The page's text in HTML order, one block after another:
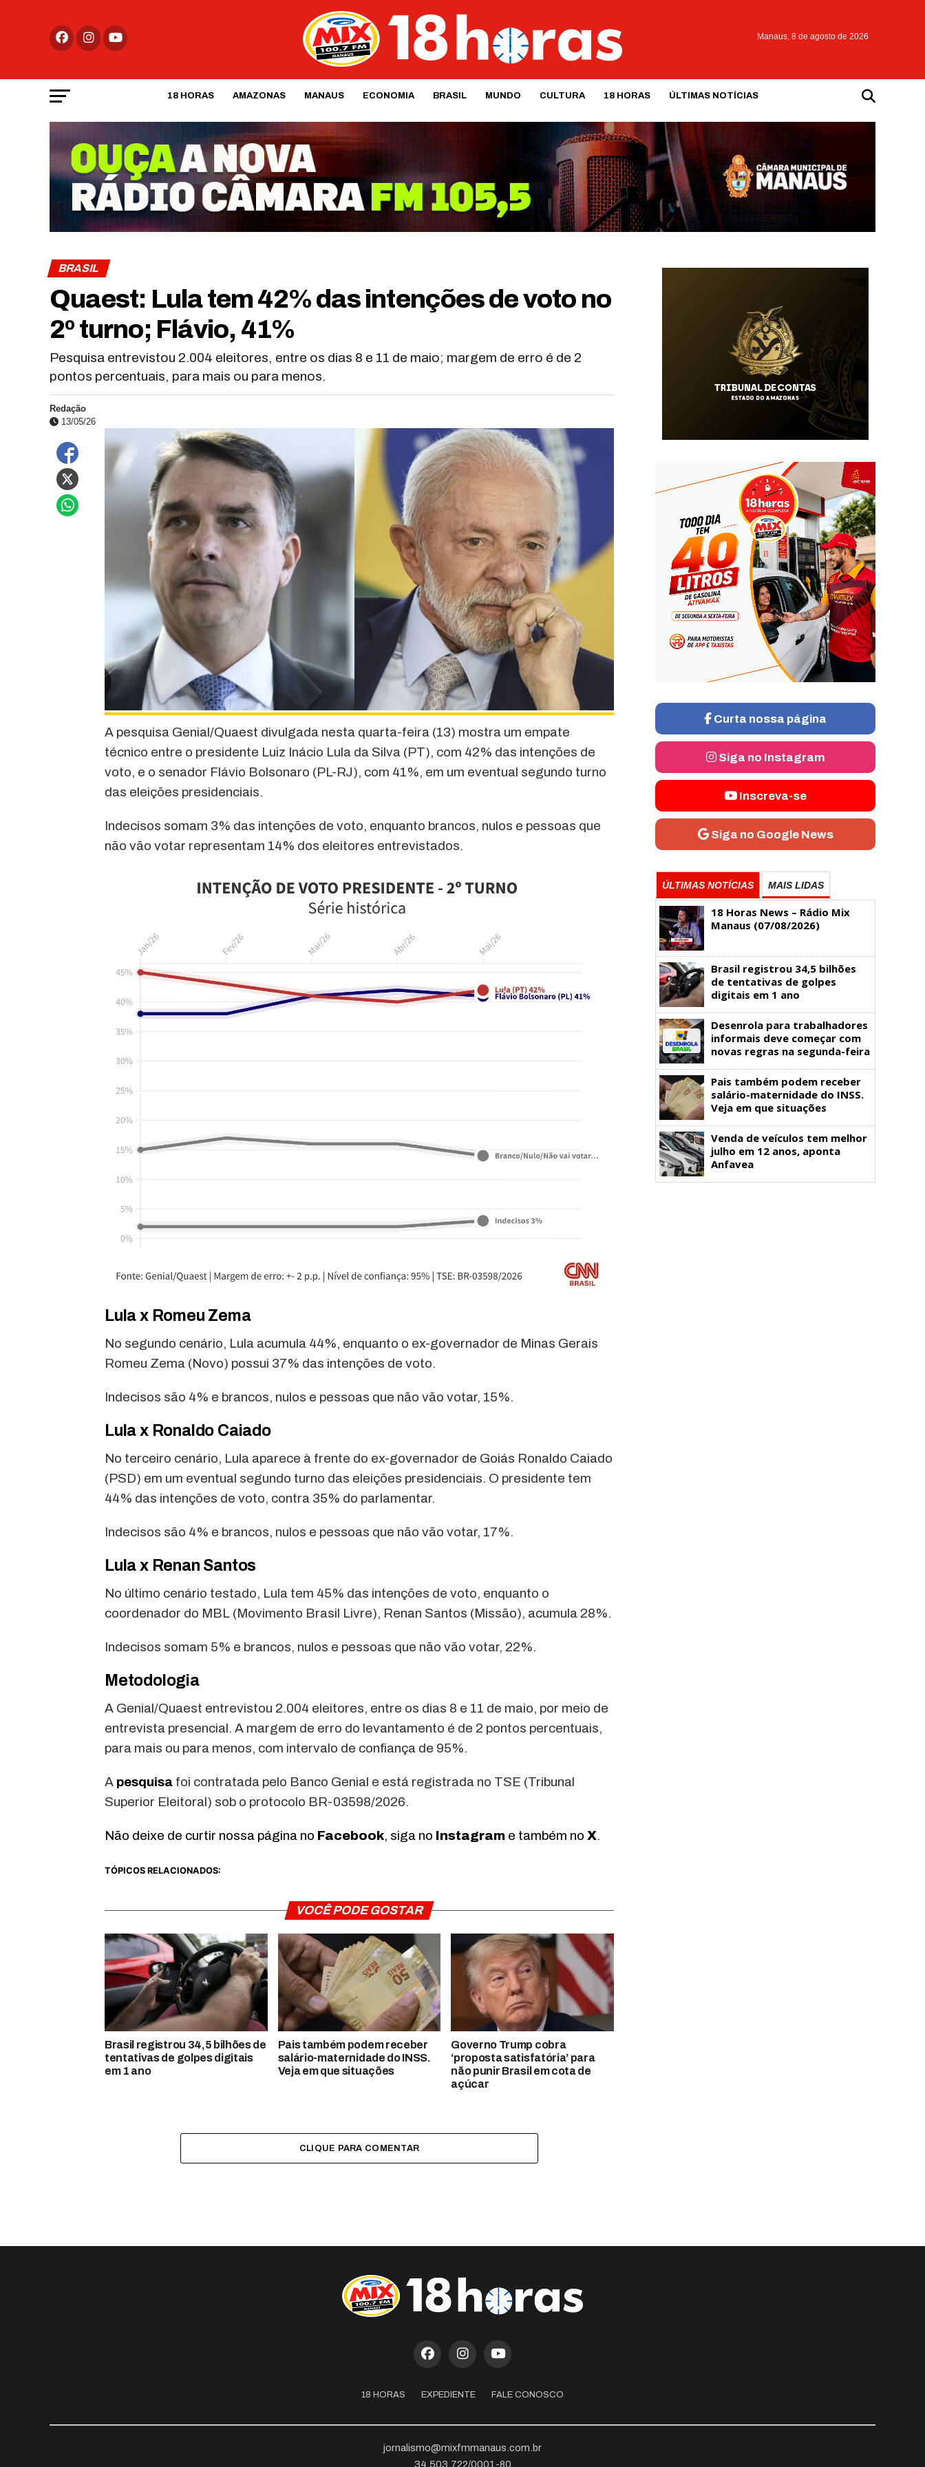
Manaus, 8 de agosto de 2026
18 HORAS AMAZONAS MANAUS ECONOMIA BRASIL MUNDO CULTURA 18 HORAS ÚLTIMAS NOTÍCIAS
BRASIL
Quaest: Lula tem 42% das intenções de voto no
2º turno; Flávio, 41%
Pesquisa entrevistou 2.004 eleitores, entre os dias 8 e 11 de maio; margem de erro é de 2
pontos percentuais, para mais ou para menos.
Redação
13/05/26
A pesquisa Genial/Quaest divulgada nesta quarta-feira (13) mostra um empate
técnico entre o presidente Luiz Inácio Lula da Silva (PT), com 42% das intenções de
voto, e o senador Flávio Bolsonaro (PL-RJ), com 41%, em um eventual segundo turno
das eleições presidenciais.
Indecisos somam 3% das intenções de voto, enquanto brancos, nulos e pessoas que
não vão votar representam 14% dos eleitores entrevistados.
Lula x Romeu Zema
No segundo cenário, Lula acumula 44%, enquanto o ex-governador de Minas Gerais
Romeu Zema (Novo) possui 37% das intenções de voto.
Indecisos são 4% e brancos, nulos e pessoas que não vão votar, 15%.
Lula x Ronaldo Caiado
No terceiro cenário, Lula aparece à frente do ex-governador de Goiás Ronaldo Caiado
(PSD) em um eventual segundo turno das eleições presidenciais. O presidente tem
44% das intenções de voto, contra 35% do parlamentar.
Indecisos são 4% e brancos, nulos e pessoas que não vão votar, 17%.
Lula x Renan Santos
No último cenário testado, Lula tem 45% das intenções de voto, enquanto o
coordenador do MBL (Movimento Brasil Livre), Renan Santos (Missão), acumula 28%.
Indecisos somam 5% e brancos, nulos e pessoas que não vão votar, 22%.
Metodologia
A Genial/Quaest entrevistou 2.004 eleitores, entre os dias 8 e 11 de maio, por meio de
entrevista presencial. A margem de erro do levantamento é de 2 pontos percentuais,
para mais ou para menos, com intervalo de confiança de 95%.
A pesquisa foi contratada pelo Banco Genial e está registrada no TSE (Tribunal
Superior Eleitoral) sob o protocolo BR-03598/2026.
Não deixe de curtir nossa página no Facebook, siga no Instagram e também no X.
TÓPICOS RELACIONADOS:
VOCÊ PODE GOSTAR
Brasil registrou 34,5 bilhões de
tentativas de golpes digitais
em 1 ano
Pais também podem receber
salário-maternidade do INSS.
Veja em que situações
Governo Trump cobra
‘proposta satisfatória’ para
não punir Brasil em cota de
açúcar
CLIQUE PARA COMENTAR
Curta nossa página
Siga no Instagram
Inscreva-se
Siga no Google News
ÚLTIMAS NOTÍCIAS MAIS LIDAS
18 Horas News​​​​​​​​​​​​ – Rádio Mix
Manaus (07/08/2026)
Brasil registrou 34,5 bilhões
de tentativas de golpes
digitais em 1 ano
Desenrola para trabalhadores
informais deve começar com
novas regras na segunda-feira
Pais também podem receber
salário-maternidade do INSS.
Veja em que situações
Venda de veículos tem melhor
julho em 12 anos, aponta
Anfavea
18 HORAS EXPEDIENTE FALE CONOSCO
jornalismo@mixfmmanaus.com.br
34.503.722/0001-80